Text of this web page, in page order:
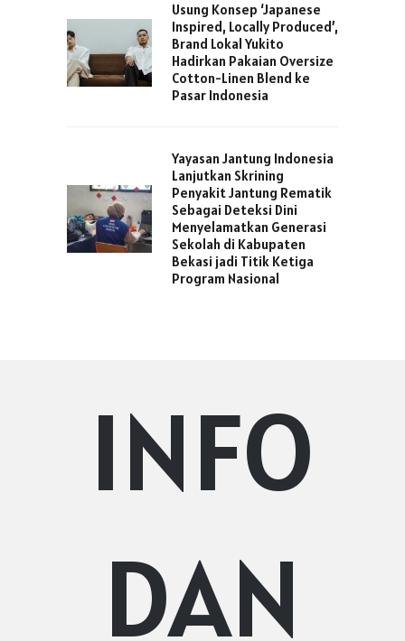
Usung Konsep ‘Japanese
Inspired, Locally Produced’,
Brand Lokal Yukito
Hadirkan Pakaian Oversize
Cotton-Linen Blend ke
Pasar Indonesia
Yayasan Jantung Indonesia
Lanjutkan Skrining
Penyakit Jantung Rematik
Sebagai Deteksi Dini
Menyelamatkan Generasi
Sekolah di Kabupaten
Bekasi jadi Titik Ketiga
Program Nasional
INFO
DAN